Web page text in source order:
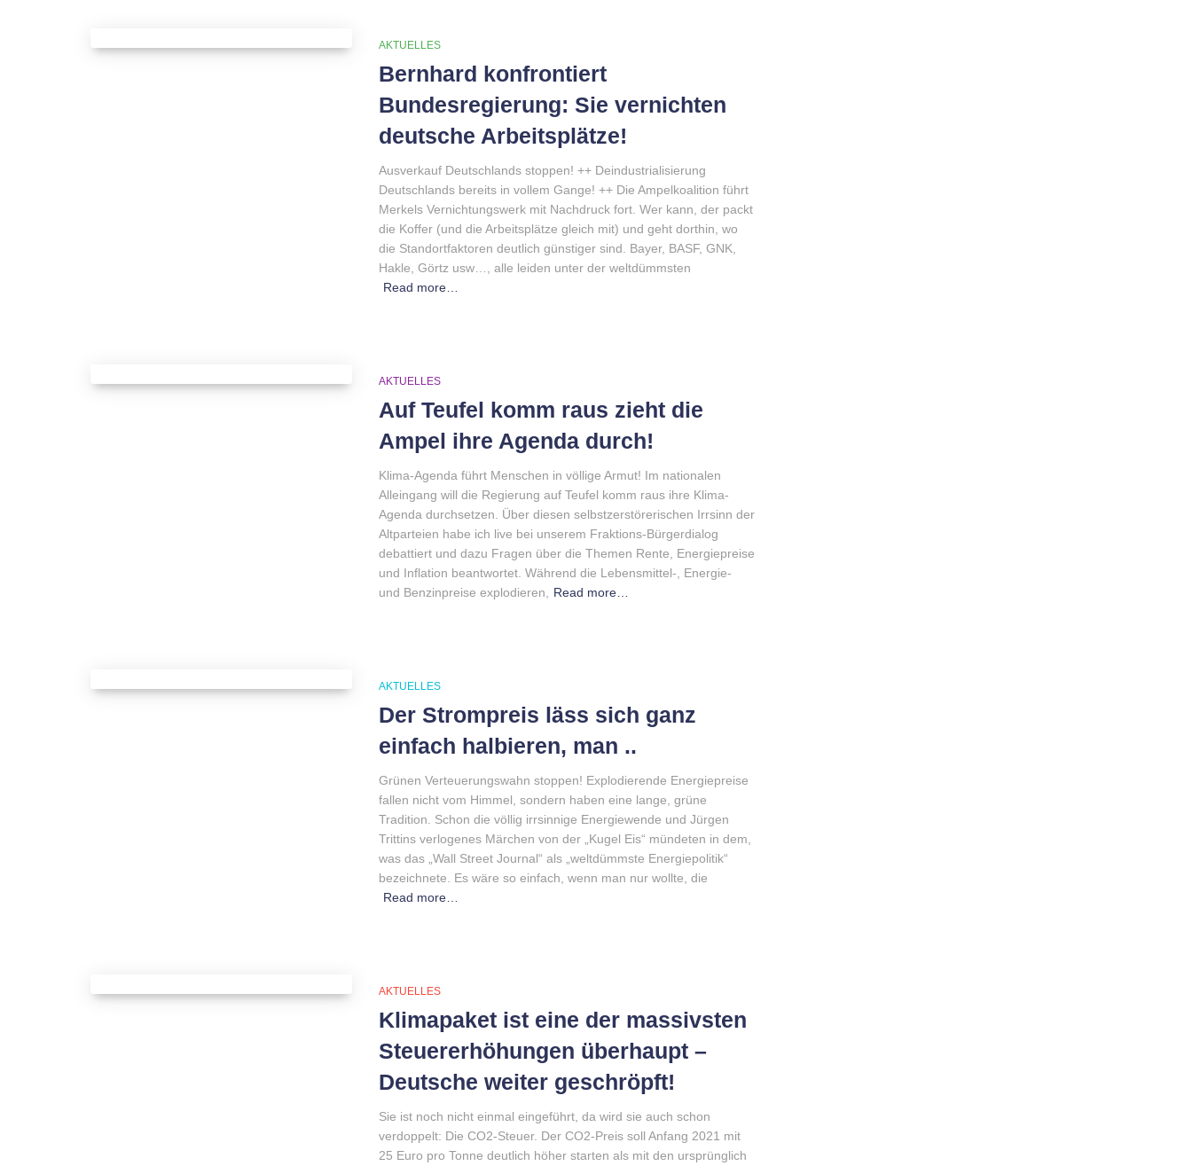
AKTUELLES
Bernhard konfrontiert
Bundesregierung: Sie vernichten
deutsche Arbeitsplätze!
Ausverkauf Deutschlands stoppen! ++ Deindustrialisierung
Deutschlands bereits in vollem Gange! ++ Die Ampelkoalition führt
Merkels Vernichtungswerk mit Nachdruck fort. Wer kann, der packt
die Koffer (und die Arbeitsplätze gleich mit) und geht dorthin, wo
die Standortfaktoren deutlich günstiger sind. Bayer, BASF, GNK,
Hakle, Görtz usw…, alle leiden unter der weltdümmsten
Read more…
AKTUELLES
Auf Teufel komm raus zieht die
Ampel ihre Agenda durch!
Klima-Agenda führt Menschen in völlige Armut! Im nationalen
Alleingang will die Regierung auf Teufel komm raus ihre Klima-
Agenda durchsetzen. Über diesen selbstzerstörerischen Irrsinn der
Altparteien habe ich live bei unserem Fraktions-Bürgerdialog
debattiert und dazu Fragen über die Themen Rente, Energiepreise
und Inflation beantwortet. Während die Lebensmittel-, Energie-
und Benzinpreise explodieren,
Read more…
AKTUELLES
Der Strompreis läss sich ganz
einfach halbieren, man ..
Grünen Verteuerungswahn stoppen! Explodierende Energiepreise
fallen nicht vom Himmel, sondern haben eine lange, grüne
Tradition. Schon die völlig irrsinnige Energiewende und Jürgen
Trittins verlogenes Märchen von der „Kugel Eis“ mündeten in dem,
was das „Wall Street Journal“ als „weltdümmste Energiepolitik“
bezeichnete. Es wäre so einfach, wenn man nur wollte, die
Read more…
AKTUELLES
Klimapaket ist eine der massivsten
Steuererhöhungen überhaupt –
Deutsche weiter geschröpft!
Sie ist noch nicht einmal eingeführt, da wird sie auch schon
verdoppelt: Die CO2-Steuer. Der CO2-Preis soll Anfang 2021 mit
25 Euro pro Tonne deutlich höher starten als mit den ursprünglich